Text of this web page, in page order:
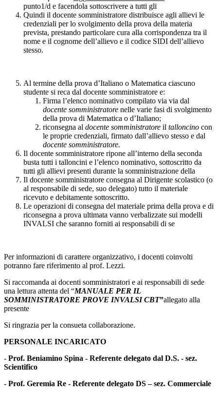
punto1/d e facendola sottoscrivere a tutti gli
Quindi il docente somministratore distribuisce agli allievi le
credenziali per lo svolgimento della prova della materia
prevista, prestando particolare cura alla corrispondenza tra il
nome e il cognome dell’allievo e il codice SIDI dell’allievo
stesso.
Al termine della prova d’Italiano o Matematica ciascuno
studente si reca dal docente somministratore e:
Firma l’elenco nominativo compilato via via dal
docente somministratore nelle varie fasi di svolgimento
della prova di Matematica o d’Italiano;
riconsegna al docente somministratore il talloncino con
le proprie credenziali, firmato dall’allievo stesso e dal
docente somministratore.
Il docente somministratore ripone all’interno della seconda
busta tutti i talloncini e l’elenco nominativo, sottoscritto da
tutti gli allievi presenti durante la somministrazione della
Il docente somministratore consegna al Dirigente scolastico (o
al responsabile di sede, suo delegato) tutto il materiale
ricevuto e debitamente sottoscritto.
Le operazioni di consegna del materiale prima della prova e di
riconsegna a prova ultimata vanno verbalizzate sui modelli
INVALSI che saranno forniti ai responsabili di se
Per informazioni di carattere organizzativo, i docenti coinvolti
potranno fare riferimento al prof. Lezzi.
Si raccomanda ai docenti somministratori e ai responsabili di sede
una lettura attenta del “MANUALE PER IL
SOMMINISTRATORE PROVE INVALSI CBT”allegato alla
presente
Si ringrazia per la consueta collaborazione.
PERSONALE INCARICATO
- Prof. Beniamino Spina - Referente delegato dal D.S. - sez.
Scientifico
- Prof. Geremia Re - Referente delegato DS – sez. Commerciale